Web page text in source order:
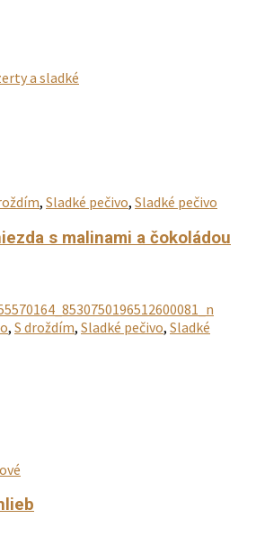
a sladké
, Sladké pečivo, Sladké pečivo
s malinami a čokoládou
, S droždím, Sladké pečivo, Sladké